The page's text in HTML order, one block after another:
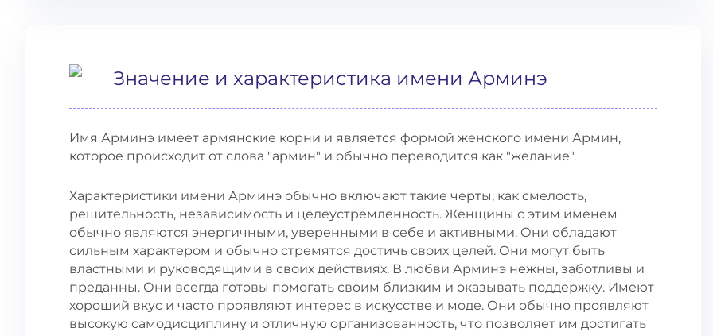
Значение и характеристика имени Арминэ
Имя Арминэ имеет армянские корни и является формой женского имени Армин,
которое происходит от слова "армин" и обычно переводится как "желание".
Характеристики имени Арминэ обычно включают такие черты, как смелость,
решительность, независимость и целеустремленность. Женщины с этим именем
обычно являются энергичными, уверенными в себе и активными. Они обладают
сильным характером и обычно стремятся достичь своих целей. Они могут быть
властными и руководящими в своих действиях. В любви Арминэ нежны, заботливы и
преданны. Они всегда готовы помогать своим близким и оказывать поддержку. Имеют
хороший вкус и часто проявляют интерес в искусстве и моде. Они обычно проявляют
высокую самодисциплину и отличную организованность, что позволяет им достигать